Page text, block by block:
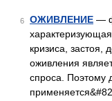
6 ОЖИВЛЕНИЕ —
кризиса, застоя,
оживления
спроса. Поэтому